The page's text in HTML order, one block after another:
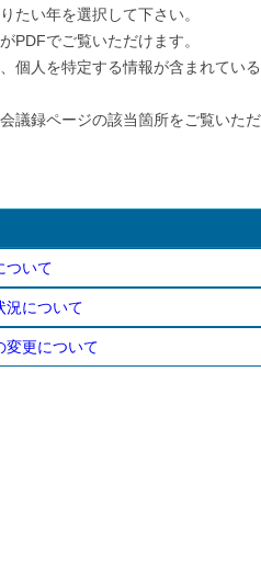
たい年を選択して下さい。
PDFでご覧いただけます。
個人を特定する情報が含まれてい
議録ページの該当箇所をご覧いた
ついて
況について
変更について